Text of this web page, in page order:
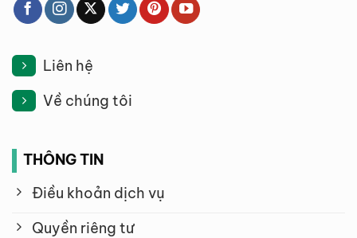
Liên hệ
Về chúng tôi
THÔNG TIN
Điều khoản dịch vụ
Quyền riêng tư